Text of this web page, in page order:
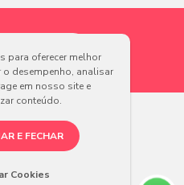
para oferecer melhor
o desempenho, analisar
em nosso site e
conteúdo.
E FECHAR
Cookies